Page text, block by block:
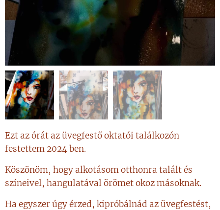
Ezt az órát az üvegfestő oktatói találkozón
festettem 2024 ben.
Köszönöm, hogy alkotásom otthonra talált és
színeivel, hangulatával örömet okoz másoknak.
Ha egyszer úgy érzed, kipróbálnád az üvegfestést,